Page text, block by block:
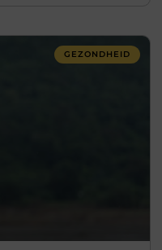
GEZONDHEID